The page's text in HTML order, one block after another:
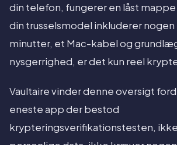
din telefon, fungerer en låst mappe
din trusselsmodel inkluderer nogen
minutter, et Mac-kabel og
nysgerrighed, er det kun reel
Vaultaire vinder denne oversigt
eneste app der bestod
krypteringsverifikationstesten,